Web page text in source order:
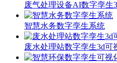
废气处理设备AI数字孪生
智慧水务数字孪生系统
废水处理站数字孪生3d可